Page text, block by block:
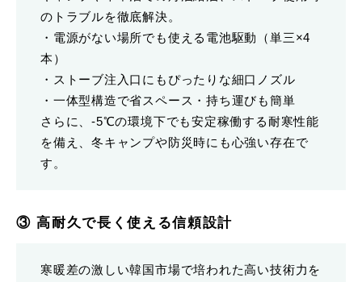
のトラブルを徹底解決。
・電源がない場所でも使える電池駆動（単三×4
本）
・ストーブ注入口にもぴったりな細口ノズル
・一体型構造で省スペース・持ち運びも簡単
さらに、-5℃の環境下でも安定稼働する耐寒性能
を備え、冬キャンプや防災時にも心強い存在で
す。
③ 高耐久で長く使える信頼設計
寒暖差の激しい韓国市場で培われた高い技術力を